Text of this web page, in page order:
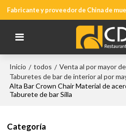
Fabricante y proveedor de China de
Inicio / todos / Venta al por mayor
Taburetes de bar de interior al por
Alta Bar Crown Chair Material de
Taburete de bar Silla
Categoría